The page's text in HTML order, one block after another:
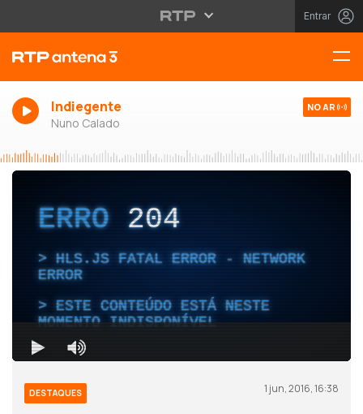
Entrar
Indiegente
Nuno Calado
NO AR
DESTAQUES 1 jun, 2016, 16:38